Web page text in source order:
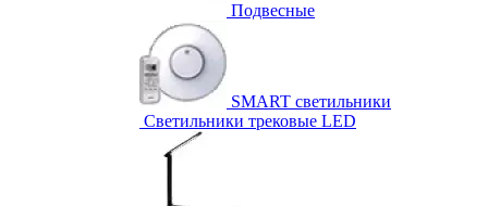
Подвесные
SMART светильники
Светильники трековые LED